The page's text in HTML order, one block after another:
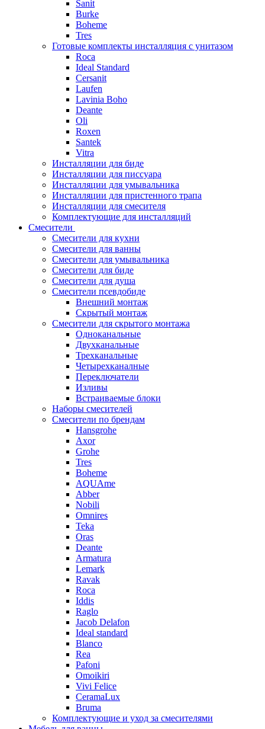
Sanit
Burke
Boheme
Tres
Готовые комплекты инсталляция с унитазом
Roca
Ideal Standard
Cersanit
Laufen
Lavinia Boho
Deante
Oli
Roxen
Santek
Vitra
Инсталляции для биде
Инсталляции для писсуара
Инсталляции для умывальника
Инсталляции для пристенного трапа
Инсталляции для смесителя
Комплектующие для инсталляций
Смесители
Смесители для кухни
Смесители для ванны
Смесители для умывальника
Смесители для биде
Смесители для душа
Смесители псевдобиде
Внешний монтаж
Скрытый монтаж
Смесители для скрытого монтажа
Одноканальные
Двухканальные
Трехканальные
Четырехканалные
Переключатели
Изливы
Встраиваемые блоки
Наборы смесителей
Смесители по брендам
Hansgrohe
Axor
Grohe
Tres
Boheme
AQUAme
Abber
Nobili
Omnires
Teka
Oras
Deante
Armatura
Lemark
Ravak
Roca
Iddis
Raglo
Jacob Delafon
Ideal standard
Blanco
Rea
Pafoni
Omoikiri
Vivi Felice
CeramaLux
Bruma
Комплектующие и уход за смесителями